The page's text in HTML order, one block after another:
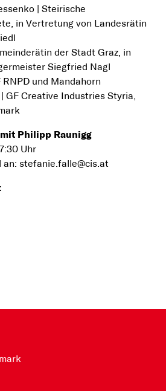
| Steirische
in Vertretung von Landesrätin
der Stadt Graz, in
Siegfried Nagl
RNPD und Mandahorn
GF Creative Industries Styria,
Philipp Raunigg
Uhr
an: stefanie.falle@cis.at